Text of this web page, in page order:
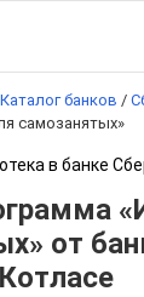
Каталог банков /
самозанятых»
от
Котласе